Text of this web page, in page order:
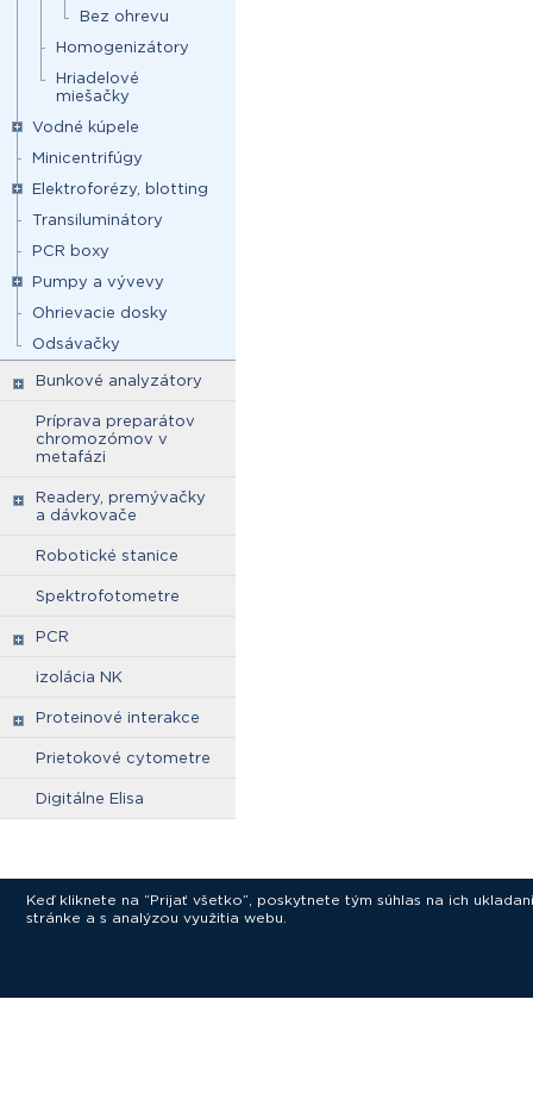
Bez ohrevu
Homogenizátory
Hriadelové
miešačky
Vodné kúpele
Minicentrifúgy
Elektroforézy, blotting
Transiluminátory
PCR boxy
Pumpy a vývevy
Ohrievacie dosky
Odsávačky
Bunkové analyzátory
Príprava preparátov
chromozómov v
metafázi
Readery, premývačky
a dávkovače
Robotické stanice
Spektrofotometre
PCR
izolácia NK
Proteinové interakce
Prietokové cytometre
Digitálne Elisa
Keď kliknete na “Prijať všetko”, poskytnete tým súhlas na ich
stránke a s analýzou využitia webu.